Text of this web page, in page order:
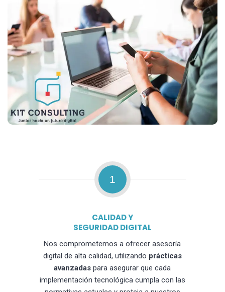
1
CALIDAD Y
SEGURIDAD DIGITAL
Nos comprometemos a ofrecer asesoría
digital de alta calidad, utilizando prácticas
avanzadas para asegurar que cada
implementación tecnológica cumpla con las